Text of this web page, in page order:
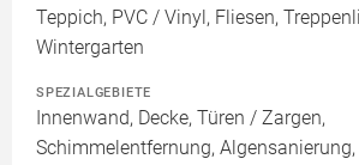
Teppich, PVC / Vinyl, Fliesen,
Wintergarten
SPEZIALGEBIETE
Innenwand, Decke, Türen / Zargen,
Schimmelentfernung, Algensanierung,